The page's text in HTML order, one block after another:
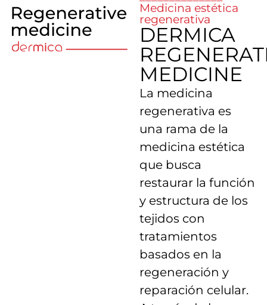
Medicina estética
regenerativa
DERMICA
MEDICINE
La medicina
regenerativa es
una rama de la
medicina estética
que busca
restaurar la función
y estructura de los
tejidos con
tratamientos
basados en la
regeneración y
reparación celular.